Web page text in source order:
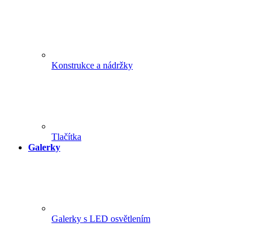
Konstrukce a nádržky
Tlačítka
Galerky
Galerky s LED osvětlením